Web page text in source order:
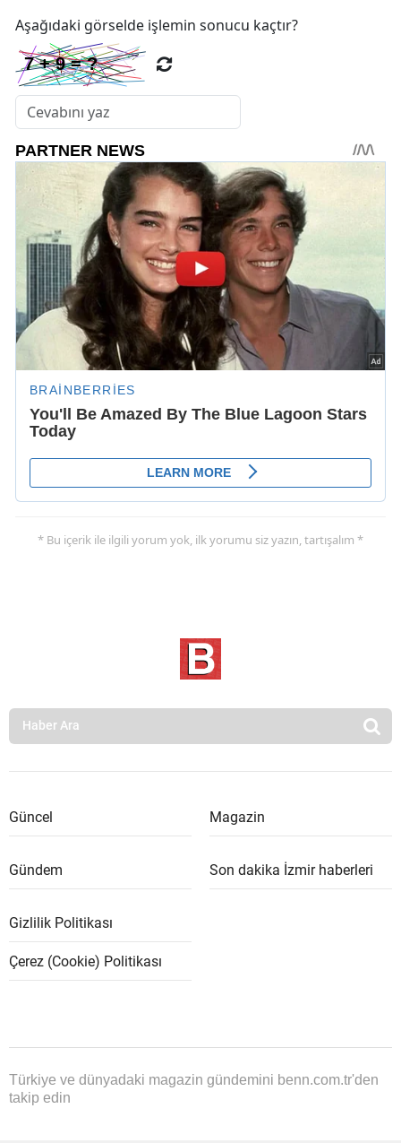
Aşağıdaki görselde işlemin sonucu kaçtır?
* Bu içerik ile ilgili yorum yok, ilk yorumu siz yazın, tartışalım *
Güncel Magazin
Gündem Son dakika İzmir haberleri
Gizlilik Politikası
Çerez (Cookie) Politikası
Türkiye ve dünyadaki magazin gündemini benn.com.tr'den
takip edin